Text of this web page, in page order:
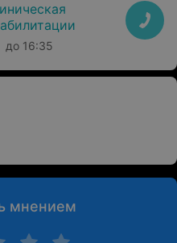
до 16:35
мнением